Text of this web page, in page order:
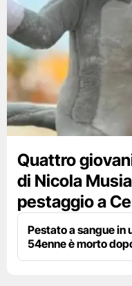
Quattro
di Nicola
pestaggio a
Pestato a sangue in
54enne è morto